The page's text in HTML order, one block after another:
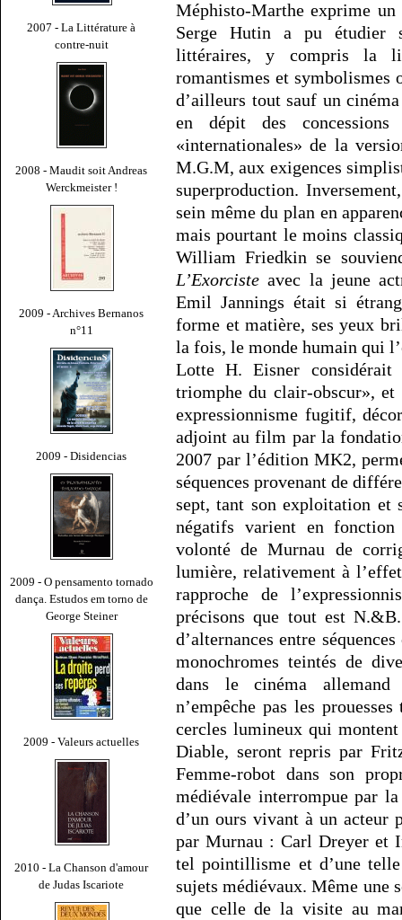
2007 - La Littérature à
contre-nuit
2008 - Maudit soit Andreas
Werckmeister !
2009 - Archives Bernanos
n°11
2009 - Disidencias
2009 - O pensamento tornado
dança. Estudos em torno de
George Steiner
2009 - Valeurs actuelles
2010 - La Chanson d'amour
de Judas Iscariote
Méphisto-Marthe exprime un
Serge Hutin a pu étudier
littéraires, y compris la
romantismes et symbolismes
d’ailleurs tout sauf un
en dépit des
«internationales» de la
M.G.M, aux exigences
superproduction.
sein même du plan en
mais pourtant le moins
William Friedkin se
L’Exorciste avec la jeune
Emil Jannings était si
forme et matière, ses yeux
la fois, le monde humain qui
Lotte H. Eisner
triomphe du clair-obscur»,
expressionnisme fugitif,
adjoint au film par la
2007 par l’édition MK2,
séquences provenant de
sept, tant son exploitation et
négatifs varient en
volonté de Murnau de
lumière, relativement à
rapproche de
précisons que tout est
d’alternances entre
monochromes teintés de
dans le cinéma allemand
n’empêche pas les
cercles lumineux qui
Diable, seront repris par
Femme-robot dans son
médiévale interrompue par
d’un ours vivant à un acteur
par Murnau : Carl Dreyer et
tel pointillisme et d’une
sujets médiévaux. Même une
que celle de la visite au